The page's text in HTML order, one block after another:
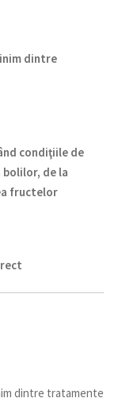
dintre
condiţiile de
de la
fructelor
dintre tratamente